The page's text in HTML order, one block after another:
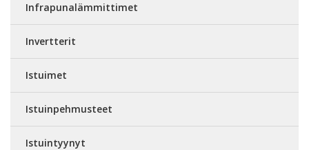
Infrapunalämmittimet
Invertterit
Istuimet
Istuinpehmusteet
Istuintyynyt